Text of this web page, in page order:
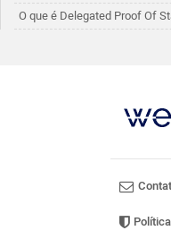
O que é Delegated Proof Of